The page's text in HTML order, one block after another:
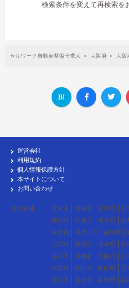
検索条件を変えて再検索を
セルワーク自動車整備士求人 大阪府 大阪
運営会社
利用規約
個人情報保護方針
本サイトについて
お問い合わせ
各勤務地 北海道 青森県 岩手県 宮
福島県
茨城県 栃木県 群
東京都
神奈川県 新潟県
山梨県
長野県 岐阜県 静
滋賀県
京都府 大阪府 兵
鳥取県
島根県 岡山県 広
香川県
愛媛県 高知県 福